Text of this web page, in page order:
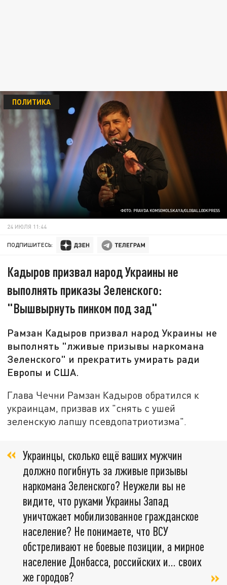
ФОТО: PRAVDA KOMSOMOLSKAYA/GLOBALLOOKPRESS
ПОЛИТИКА
24 ИЮЛЯ 11:44
ПОДПИШИТЕСЬ:
Кадыров призвал народ Украины не
выполнять приказы Зеленского:
"Вышвырнуть пинком под зад"
Рамзан Кадыров призвал народ Украины не
выполнять "лживые призывы наркомана
Зеленского" и прекратить умирать ради
Европы и США.
Глава Чечни Рамзан Кадыров обратился к
украинцам, призвав их "снять с ушей
зеленскую лапшу псевдопатриотизма".
Украинцы, сколько ещё ваших мужчин
должно погибнуть за лживые призывы
наркомана Зеленского? Неужели вы не
видите, что руками Украины Запад
уничтожает мобилизованное гражданское
население? Не понимаете, что ВСУ
обстреливают не боевые позиции, а мирное
население Донбасса, российских и... своих
же городов?